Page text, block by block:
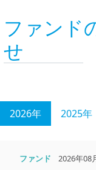
ファンド
せ
2026年 2025年
ファンド 2026年08